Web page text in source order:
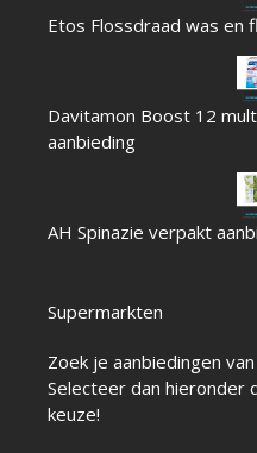
Etos Flossdraad was en
Davitamon Boost 12
aanbieding
AH Spinazie verpakt
Supermarkten
Zoek je aanbiedingen
Selecteer dan hieronder
keuze!